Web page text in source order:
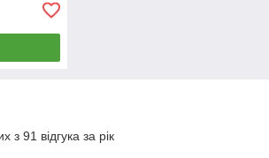
з 91 відгука за рік